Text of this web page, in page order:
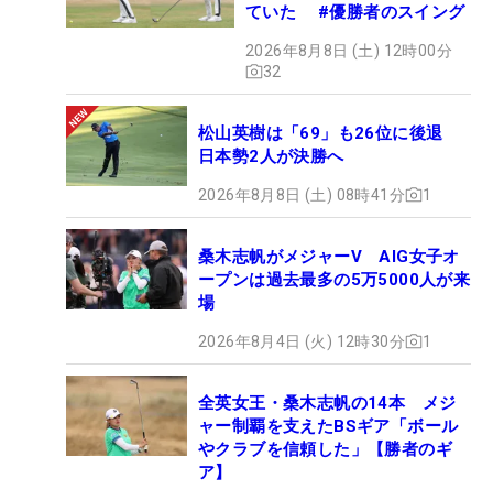
ていた #優勝者のスイング
2026年8月8日 (土) 12時00分
32
松山英樹は「69」も26位に後退
日本勢2人が決勝へ
2026年8月8日 (土) 08時41分 1
桑木志帆がメジャーV AIG女子オ
ープンは過去最多の5万5000人が来
場
2026年8月4日 (火) 12時30分 1
全英女王・桑木志帆の14本 メジ
ャー制覇を支えたBSギア「ボール
やクラブを信頼した」【勝者のギ
ア】